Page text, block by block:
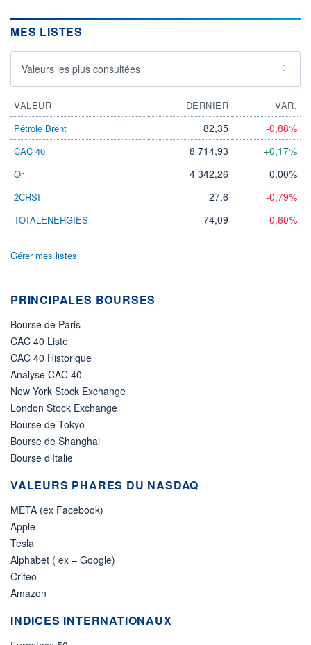
MES LISTES
Valeurs les plus consultées
VALEUR DERNIER
VAR.
Pétrole Brent
82,35 -0,88%
CAC 40 8 714,93 +0,17%
Or 4 342,26 0,00%
2CRSI 27,6 -0,79%
TOTALENERGIES 74,09 -0,60%
Gérer mes listes
PRINCIPALES BOURSES
Bourse de Paris
CAC 40 Liste
CAC 40 Historique
Analyse CAC 40
New York Stock Exchange
London Stock Exchange
Bourse de Tokyo
Bourse de Shanghai
Bourse d'Italie
VALEURS PHARES DU NASDAQ
META (ex Facebook)
Apple
Tesla
Alphabet ( ex – Google)
Criteo
Amazon
INDICES INTERNATIONAUX